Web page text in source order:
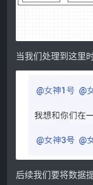
当我们处理到这里
后续我们要将数据